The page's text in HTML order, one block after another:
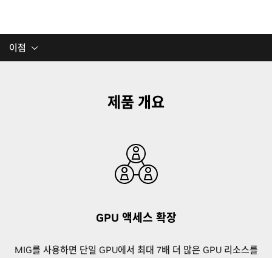
이점
제품 개요
GPU 액세스 확장
MIG를 사용하면 단일 GPU에서 최대 7배 더 많은 GPU 리소스를